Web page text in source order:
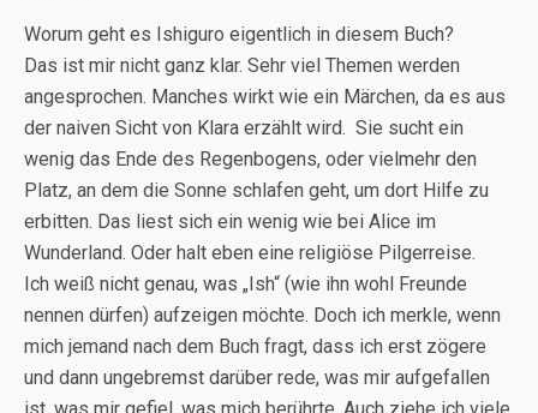
Worum geht es Ishiguro eigentlich in diesem Buch?
Das ist mir nicht ganz klar. Sehr viel Themen werden
angesprochen. Manches wirkt wie ein Märchen, da es aus
der naiven Sicht von Klara erzählt wird. Sie sucht ein
wenig das Ende des Regenbogens, oder vielmehr den
Platz, an dem die Sonne schlafen geht, um dort Hilfe zu
erbitten. Das liest sich ein wenig wie bei Alice im
Wunderland. Oder halt eben eine religiöse Pilgerreise.
Ich weiß nicht genau, was „Ish“ (wie ihn wohl Freunde
nennen dürfen) aufzeigen möchte. Doch ich merkle, wenn
mich jemand nach dem Buch fragt, dass ich erst zögere
und dann ungebremst darüber rede, was mir aufgefallen